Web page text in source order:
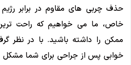
حذف چربی های مقاوم در برابر
خاص، ما می خواهیم که راحت
ممکن را داشته باشید. با در نظر
خوابی پس از جراحی برای شما مشکل